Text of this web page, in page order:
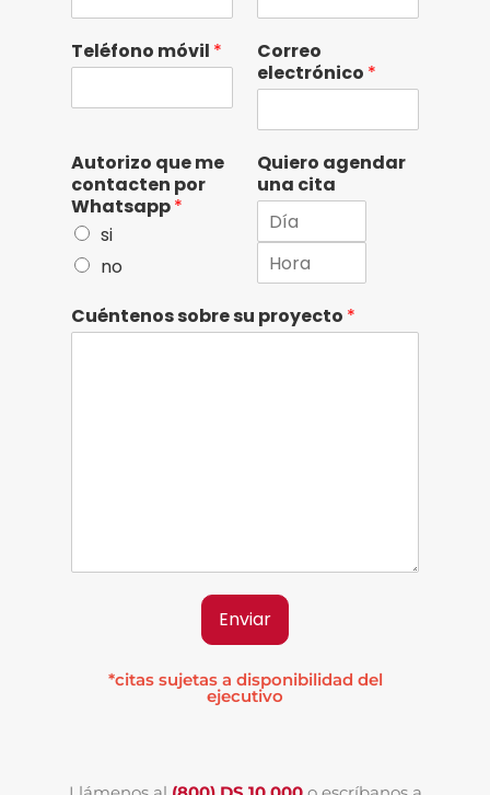
Teléfono móvil *
Correo
electrónico *
Autorizo que me
contacten por
Whatsapp*
si
no
Quiero agendar
una cita
Cuéntenos sobre su proyecto *
Enviar
*citas sujetas a disponibilidad del
ejecutivo